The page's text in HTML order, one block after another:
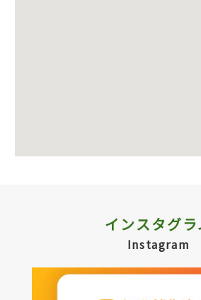
インスタグラ
Instagram